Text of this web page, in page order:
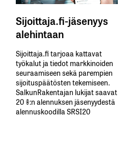
Sijoittaja.fi-jäsenyys
alehintaan
Sijoittaja.fi tarjoaa kattavat
työkalut ja tiedot markkinoiden
seuraamiseen sekä parempien
sijoituspäätösten tekemiseen.
SalkunRakentajan lukijat saavat
20 %:n alennuksen jäsenyydestä
alennuskoodilla SRSI20